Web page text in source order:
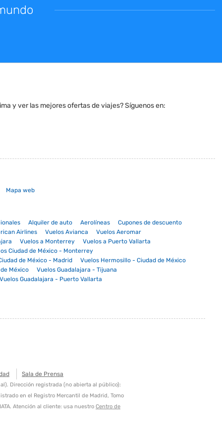
y ver las mejores ofertas de viajes? Síguenos en:
Mapa web
Alquiler de auto Aerolíneas
Cupones de descuento
Airlines
Vuelos Avianca
Vuelos Aeromar
Vuelos a Monterrey
Vuelos a Puerto Vallarta
Ciudad de México - Monterrey
de México - Madrid
Vuelos Hermosillo - Ciudad de México
México
Vuelos Guadalajara - Tijuana
Vuelos Guadalajara - Puerto Vallarta
Sala de Prensa
Dirección registrada (no abierta al público):
en el Registro Mercantil de Madrid, Tomo
Atención al cliente: usa nuestro Centro de